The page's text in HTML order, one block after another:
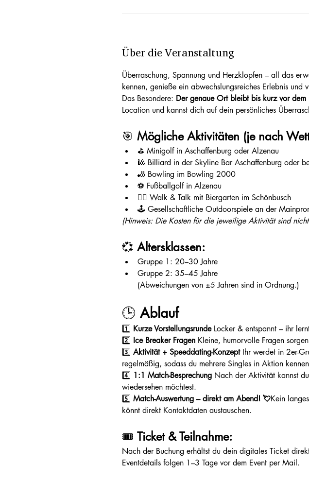
Über die Veranstaltung
Überraschung, Spannung und Herzklopfen – all das
kennen, genieße ein abwechslungsreiches Erlebnis
Das Besondere: Der genaue Ort bleibt bis kurz vor dem
Location und kannst dich auf dein persönliches
🎯 Mögliche Aktivitäten (je nach
⛳ Minigolf in Aschaffenburg oder Alzenau
🎱 Billiard in der Skyline Bar Aschaffenburg oder
🎳 Bowling im Bowling 2000
⚽ Fußballgolf in Alzenau
🚶‍♀️ Walk & Talk mit Biergarten im Schönbusch
🕹️ Gesellschaftliche Outdoorspiele an der
(Hinweis: Die Kosten für die jeweilige Aktivität sind
💞 Altersklassen:
Gruppe 1: 20–30 Jahre
Gruppe 2: 35–45 Jahre
(Abweichungen von ±5 Jahren sind in Ordnung.)
🕒 Ablauf
1️⃣ Kurze Vorstellungsrunde Locker & entspannt – ihr
2️⃣ Ice Breaker Fragen Kleine, humorvolle Fragen
3️⃣ Aktivität + Speeddating-Konzept Ihr werdet in 2er-
regelmäßig, sodass du mehrere Singles in Aktion
4️⃣ 1:1 Match-Besprechung Nach der Aktivität kannst
wiedersehen möchtest.
5️⃣ Match-Auswertung – direkt am Abend! 💘Kein
könnt direkt Kontaktdaten austauschen.
🎟️ Ticket & Teilnahme:
Nach der Buchung erhältst du dein digitales Ticket
Eventdetails folgen 1–3 Tage vor dem Event per Mail.